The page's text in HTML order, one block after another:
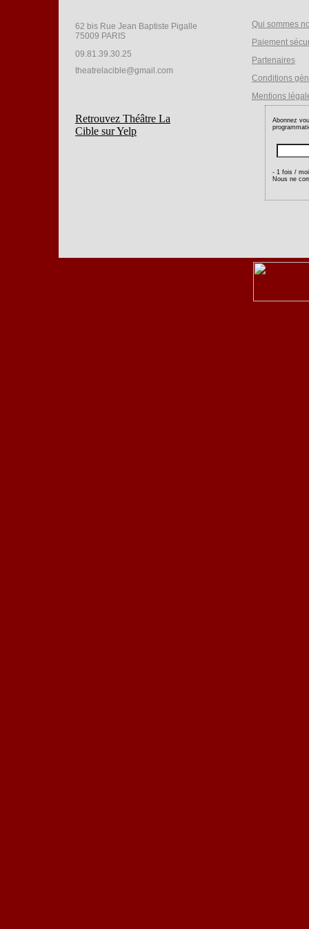
62 bis Rue Jean Baptiste Pigalle
75009 PARIS
09.81.39.30.25
theatrelacible@gmail.com
Retrouvez Théâtre La
Cible sur Yelp
Qui sommes
Paiement
Partenaires
Conditions
Mentions
Abonnez
- 1 fois /
Nous ne